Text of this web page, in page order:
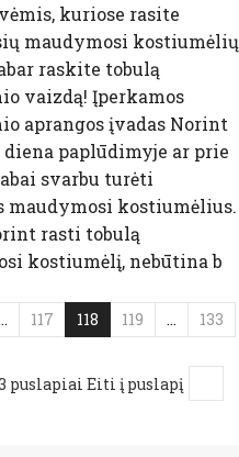
kuriose rasite
maudymosi kostiumėlių
raskite tobulą
vaizdą! Įperkamos
aprangos įvadas Norint
diena paplūdimyje ar prie
svarbu turėti
maudymosi kostiumėlius.
rasti tobulą
kostiumėlį, nebūtina b
... 117 118 119 ... 133
puslapiai Eiti į puslapį